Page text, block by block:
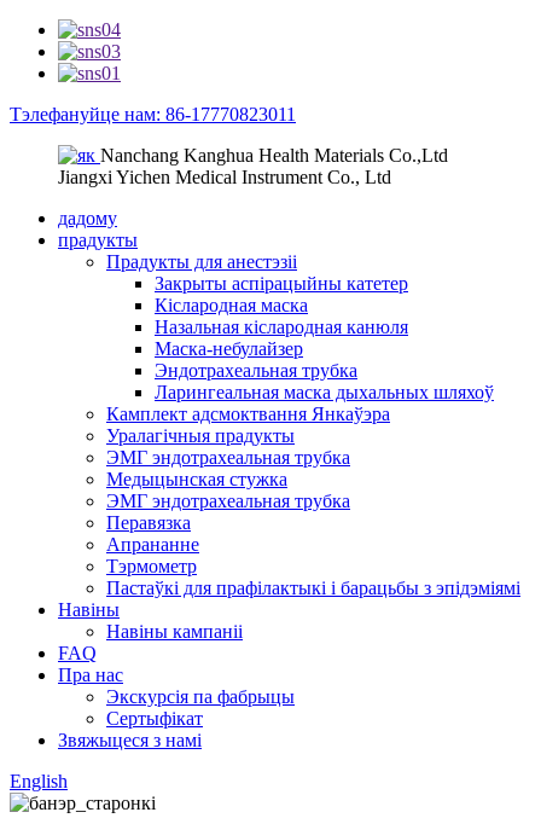
Тэлефануйце нам: 86-17770823011
Nanchang Kanghua Health Materials Co.,Ltd
Jiangxi Yichen Medical Instrument Co., Ltd
дадому
прадукты
Прадукты для анестэзіі
Закрыты аспірацыйны катетер
Кіслародная маска
Назальная кіслародная канюля
Маска-небулайзер
Эндотрахеальная трубка
Ларингеальная маска дыхальных шляхоў
Камплект адсмоктвання Янкаўэра
Уралагічныя прадукты
ЭМГ эндотрахеальная трубка
Медыцынская стужка
ЭМГ эндотрахеальная трубка
Перавязка
Апрананне
Тэрмометр
Пастаўкі для прафілактыкі і барацьбы з эпідэміямі
Навіны
Навіны кампаніі
FAQ
Пра нас
Экскурсія па фабрыцы
Сертыфікат
Звяжыцеся з намі
English